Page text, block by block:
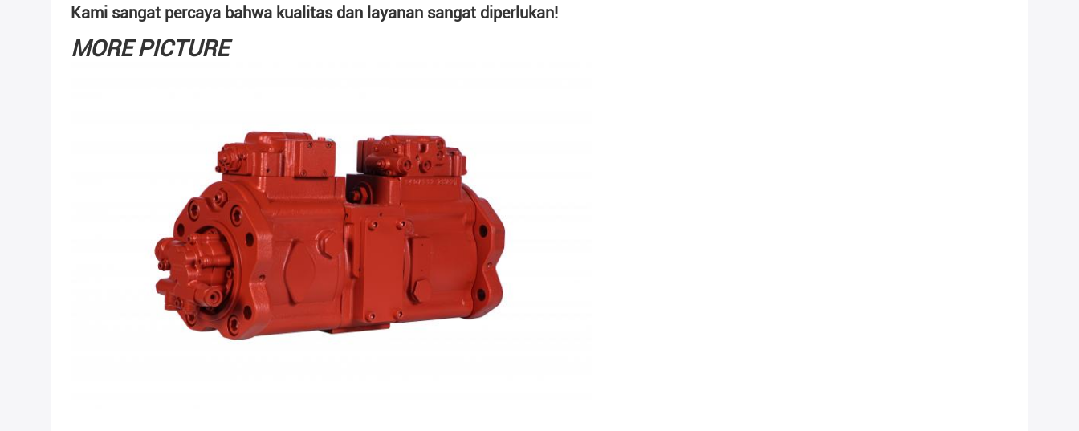
Kami sangat percaya bahwa kualitas dan layanan sangat diperlukan!
MORE PICTURE